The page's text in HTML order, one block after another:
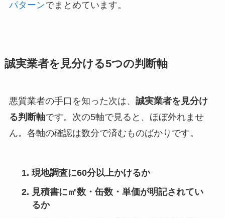
パターンでまとめています。
誠実業者を見分ける5つの判断軸
悪質業者の手口を知った次は、 誠実業者を見分け
る判断軸です。次の5軸で見ると、ほぼ外れませ
ん。各軸の確認は数分で済むものばかりです。
現地調査に60分以上かけるか
見積書に㎡数・缶数・単価が明記されてい
るか